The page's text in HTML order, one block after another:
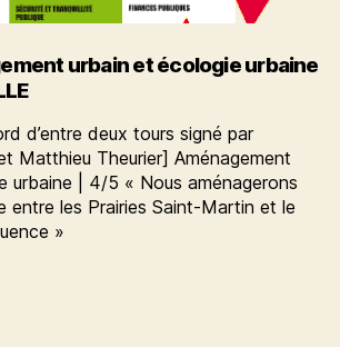
urbain et écologie urbaine
d’entre deux tours signé par
Matthieu Theurier] Aménagement
urbaine | 4/5 « Nous aménagerons
entre les Prairies Saint-Martin et le
»